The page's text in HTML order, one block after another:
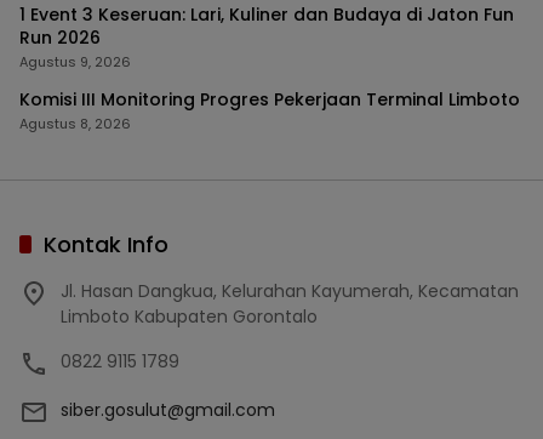
1 Event 3 Keseruan: Lari, Kuliner dan Budaya di Jaton Fun
Run 2026
Agustus 9, 2026
Komisi III Monitoring Progres Pekerjaan Terminal Limboto
Agustus 8, 2026
Kontak Info
Jl. Hasan Dangkua, Kelurahan Kayumerah, Kecamatan
Limboto Kabupaten Gorontalo
0822 9115 1789
siber.gosulut@gmail.com